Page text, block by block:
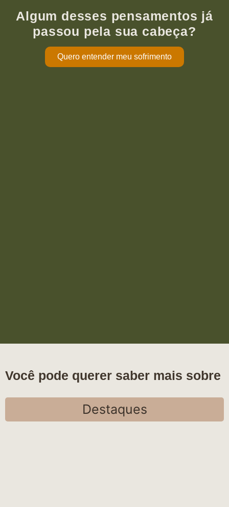
Algum desses pensamentos já
passou pela sua cabeça?
Quero entender meu sofrimento
Você pode querer saber mais sobre
Destaques